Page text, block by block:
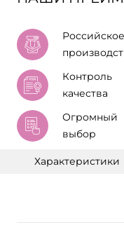
Российское
Контроль
качества
Огромный
выбор
Характеристики